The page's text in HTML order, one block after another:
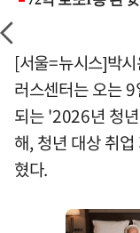
[서울=뉴시스]박
러스센터는 오는
되는 '2026년 청
해, 청년 대상 취
혔다.